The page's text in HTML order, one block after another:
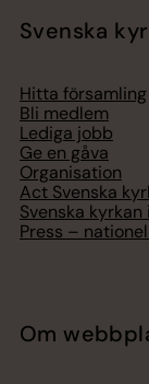
Svenska
Hitta församling
Bli medlem
Lediga jobb
Ge en gåva
Organisation
Act Svenska
Svenska
Press –
Om